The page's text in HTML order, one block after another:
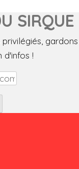
SIRQUE
gardons
d'infos !